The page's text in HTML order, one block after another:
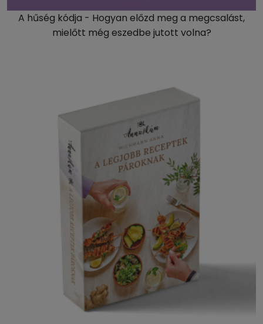
A hűség kódja - Hogyan előzd meg a megcsalást,
mielőtt még eszedbe jutott volna?